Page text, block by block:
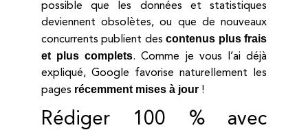
possible que les données et statistiques
deviennent obsolètes, ou que de nouveaux
concurrents publient descontenus plus frais
et plus complets. Comme je vous l’ai déjà
expliqué, Google favorise naturellement les
pages récemment mises à jour !
Rédiger 100 % avec